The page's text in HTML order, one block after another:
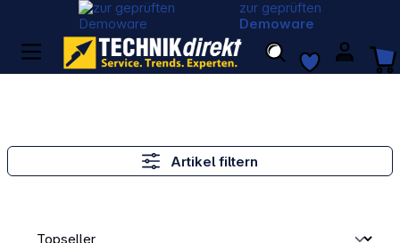
zur geprüften
Demoware
Artikel filtern